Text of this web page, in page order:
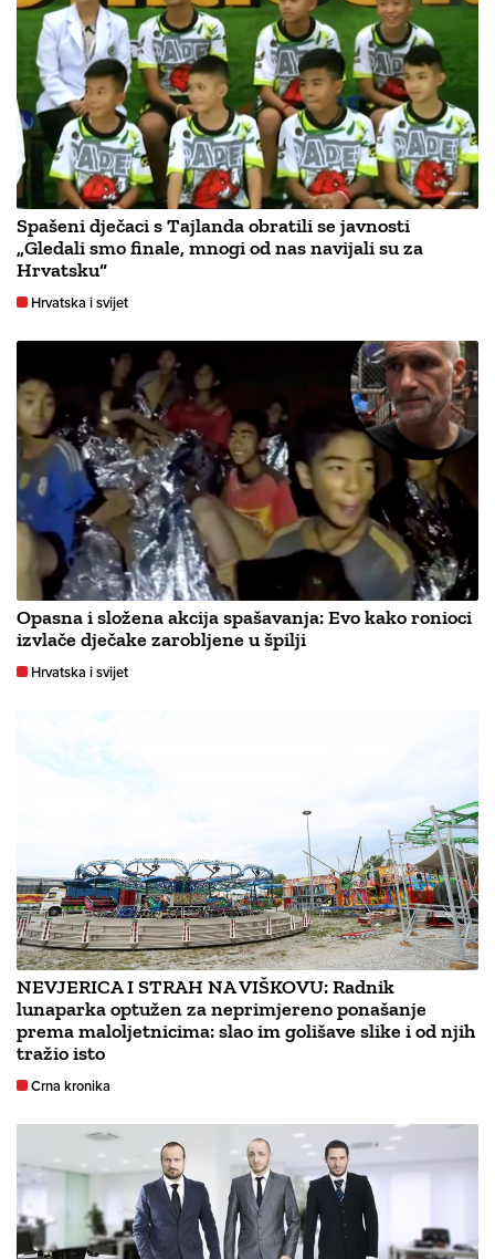
Spašeni dječaci s Tajlanda obratili se javnosti
„Gledali smo finale, mnogi od nas navijali su za
Hrvatsku“
Hrvatska i svijet
Opasna i složena akcija spašavanja: Evo kako ronioci
izvlače dječake zarobljene u špilji
Hrvatska i svijet
NEVJERICA I STRAH NA VIŠKOVU: Radnik
lunaparka optužen za neprimjereno ponašanje
prema maloljetnicima: slao im golišave slike i od njih
tražio isto
Crna kronika